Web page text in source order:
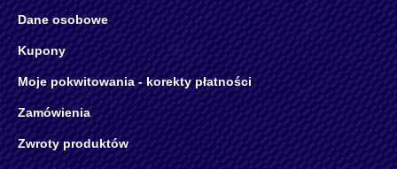
Dane osobowe
Kupony
Moje pokwitowania - korekty płatności
Zamówienia
Zwroty produktów